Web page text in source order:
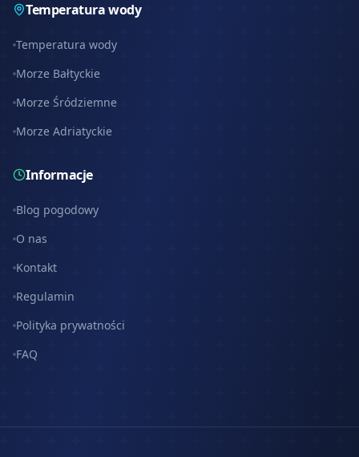
Temperatura wody
Temperatura wody
Morze Bałtyckie
Morze Śródziemne
Morze Adriatyckie
Informacje
Blog pogodowy
O nas
Kontakt
Regulamin
Polityka prywatności
FAQ